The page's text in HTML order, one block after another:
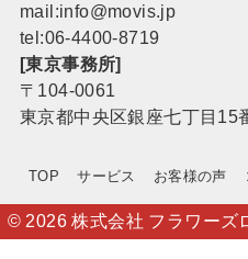
mail:info@movis.jp
tel:06-4400-8719
[東京事務所]
〒104-0061
東京都中央区銀座七丁目15
TOP サービス お客様の声
© 2026 株式会社 フラワーズ